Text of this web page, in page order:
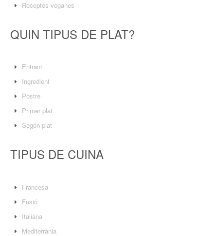
Receptes veganes
QUIN TIPUS DE PLAT?
Entrant
Ingredient
Postre
Primer plat
Segón plat
TIPUS DE CUINA
Francesa
Fusió
Italiana
Mediterrània